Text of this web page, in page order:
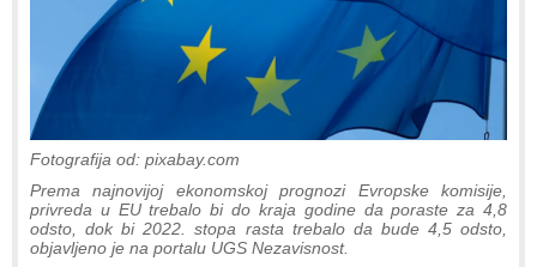
Fotografija od: pixabay.com
Prema najnovijoj ekonomskoj prognozi Evropske komisije,
privreda u EU trebalo bi do kraja godine da poraste za 4,8
odsto, dok bi 2022. stopa rasta trebalo da bude 4,5 odsto,
objavljeno je na portalu UGS Nezavisnost.